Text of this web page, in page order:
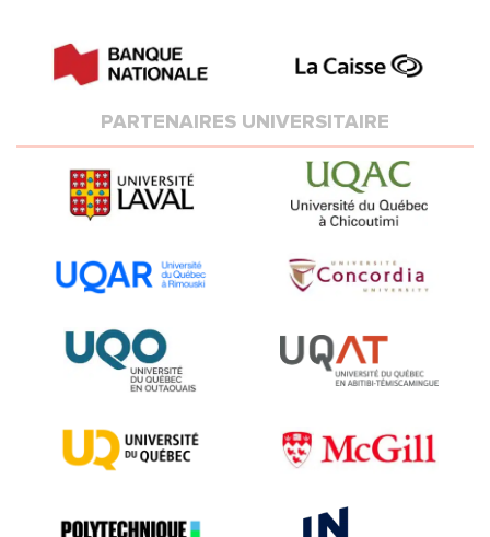
PARTENAIRES UNIVERSITAIRE